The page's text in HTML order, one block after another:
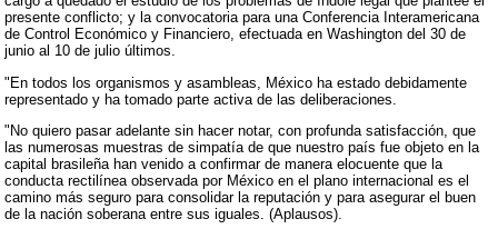
presente conflicto; y la convocatoria para una Conferencia Interamericana
de Control Económico y Financiero, efectuada en Washington del 30 de
junio al 10 de julio últimos.
"En todos los organismos y asambleas, México ha estado debidamente
representado y ha tomado parte activa de las deliberaciones.
"No quiero pasar adelante sin hacer notar, con profunda satisfacción, que
las numerosas muestras de simpatía de que nuestro país fue objeto en la
capital brasileña han venido a confirmar de manera elocuente que la
conducta rectilínea observada por México en el plano internacional es el
camino más seguro para consolidar la reputación y para asegurar el buen
de la nación soberana entre sus iguales. (Aplausos).